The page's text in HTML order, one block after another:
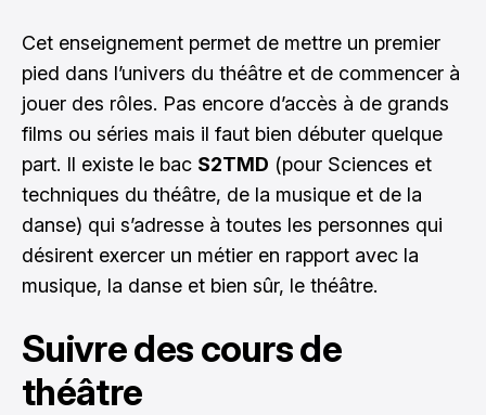
Cet enseignement permet de mettre un premier
pied dans l’univers du théâtre et de commencer à
jouer des rôles. Pas encore d’accès à de grands
films ou séries mais il faut bien débuter quelque
part. Il existe le bac S2TMD (pour Sciences et
techniques du théâtre, de la musique et de la
danse) qui s’adresse à toutes les personnes qui
désirent exercer un métier en rapport avec la
musique, la danse et bien sûr, le théâtre.
Suivre des cours de
théâtre